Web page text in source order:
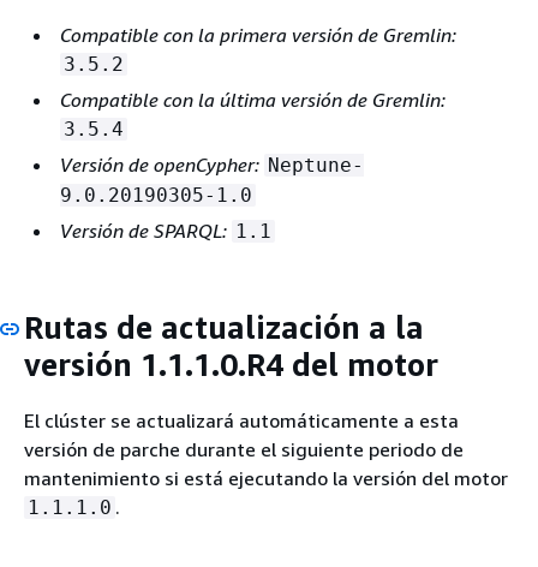
Compatible con la primera versión de Gremlin:
3.5.2
Compatible con la última versión de Gremlin:
3.5.4
Versión de openCypher: Neptune-
9.0.20190305-1.0
Versión de SPARQL: 1.1
Rutas de actualización a la
versión 1.1.1.0.R4 del motor
El clúster se actualizará automáticamente a esta
versión de parche durante el siguiente periodo de
mantenimiento si está ejecutando la versión del motor
1.1.1.0 .